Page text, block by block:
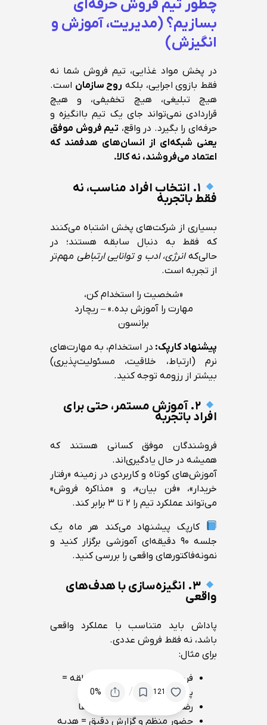
چطور تیم فروش حرفه‌ای
بسازیم؟ (مدیریت، آموزش و
انگیزش)
در پخش مواد غذایی، تیم فروش شما نه
فقط بازوی اجرایی، بلکه روح سازمان است.
هیچ تبلیغی، هیچ تخفیفی، و هیچ
قراردادی نمی‌تواند جای یک تیم باانگیزه و
حرفه‌ای را بگیرد. در واقع، تیم فروش موفق
یعنی شبکه‌ای از انسان‌های هدفمند که
اعتماد می‌فروشند، نه کالا.
۱. انتخاب افراد مناسب، نه
فقط باتجربه
بسیاری از شرکت‌های پخش اشتباه می‌کنند
که فقط به دنبال سابقه هستند؛ در
حالی‌کهانرژی، ادب و توانایی ارتباطی مهم‌تر
از تجربه است.
«شخصیت را استخدام کن،
مهارت را آموزش بده.» – ریچارد
برانسون
پیشنهاد کارپک: در استخدام، به مهارت‌های
نرم (ارتباط، خلاقیت، مسئولیت‌پذیری)
بیشتر از رزومه توجه کنید.
۲. آموزش مستمر، حتی برای
افراد باتجربه
فروشندگان موفق کسانی هستند که
همیشه در حال یادگیری‌اند.
آموزش‌های کوتاه و کاربردی در زمینه «رفتار
خریدار»، «فن بیان»، و «مذاکره فروش»
می‌تواند عملکرد تیم را ۲ تا ۳ برابر کند.
کارپک پیشنهاد می‌کند هر ماه یک
جلسه ۹۰ دقیقه‌ای آموزشی برگزار کنید و
نمونه‌فاکتورهای واقعی را بررسی کنید.
۳. انگیزه‌سازی با هدف‌های
واقعی
پاداش باید متناسب با عملکرد واقعی
باشد، نه فقط فروش عددی.
برای مثال:
فروش بیشتر از میانگین منطقه =
پاداش نقدی
رضایت مشتریان = امتیاز ارتقا
حضور منظم و گزارش دقیق = هدیه
121
/
0%